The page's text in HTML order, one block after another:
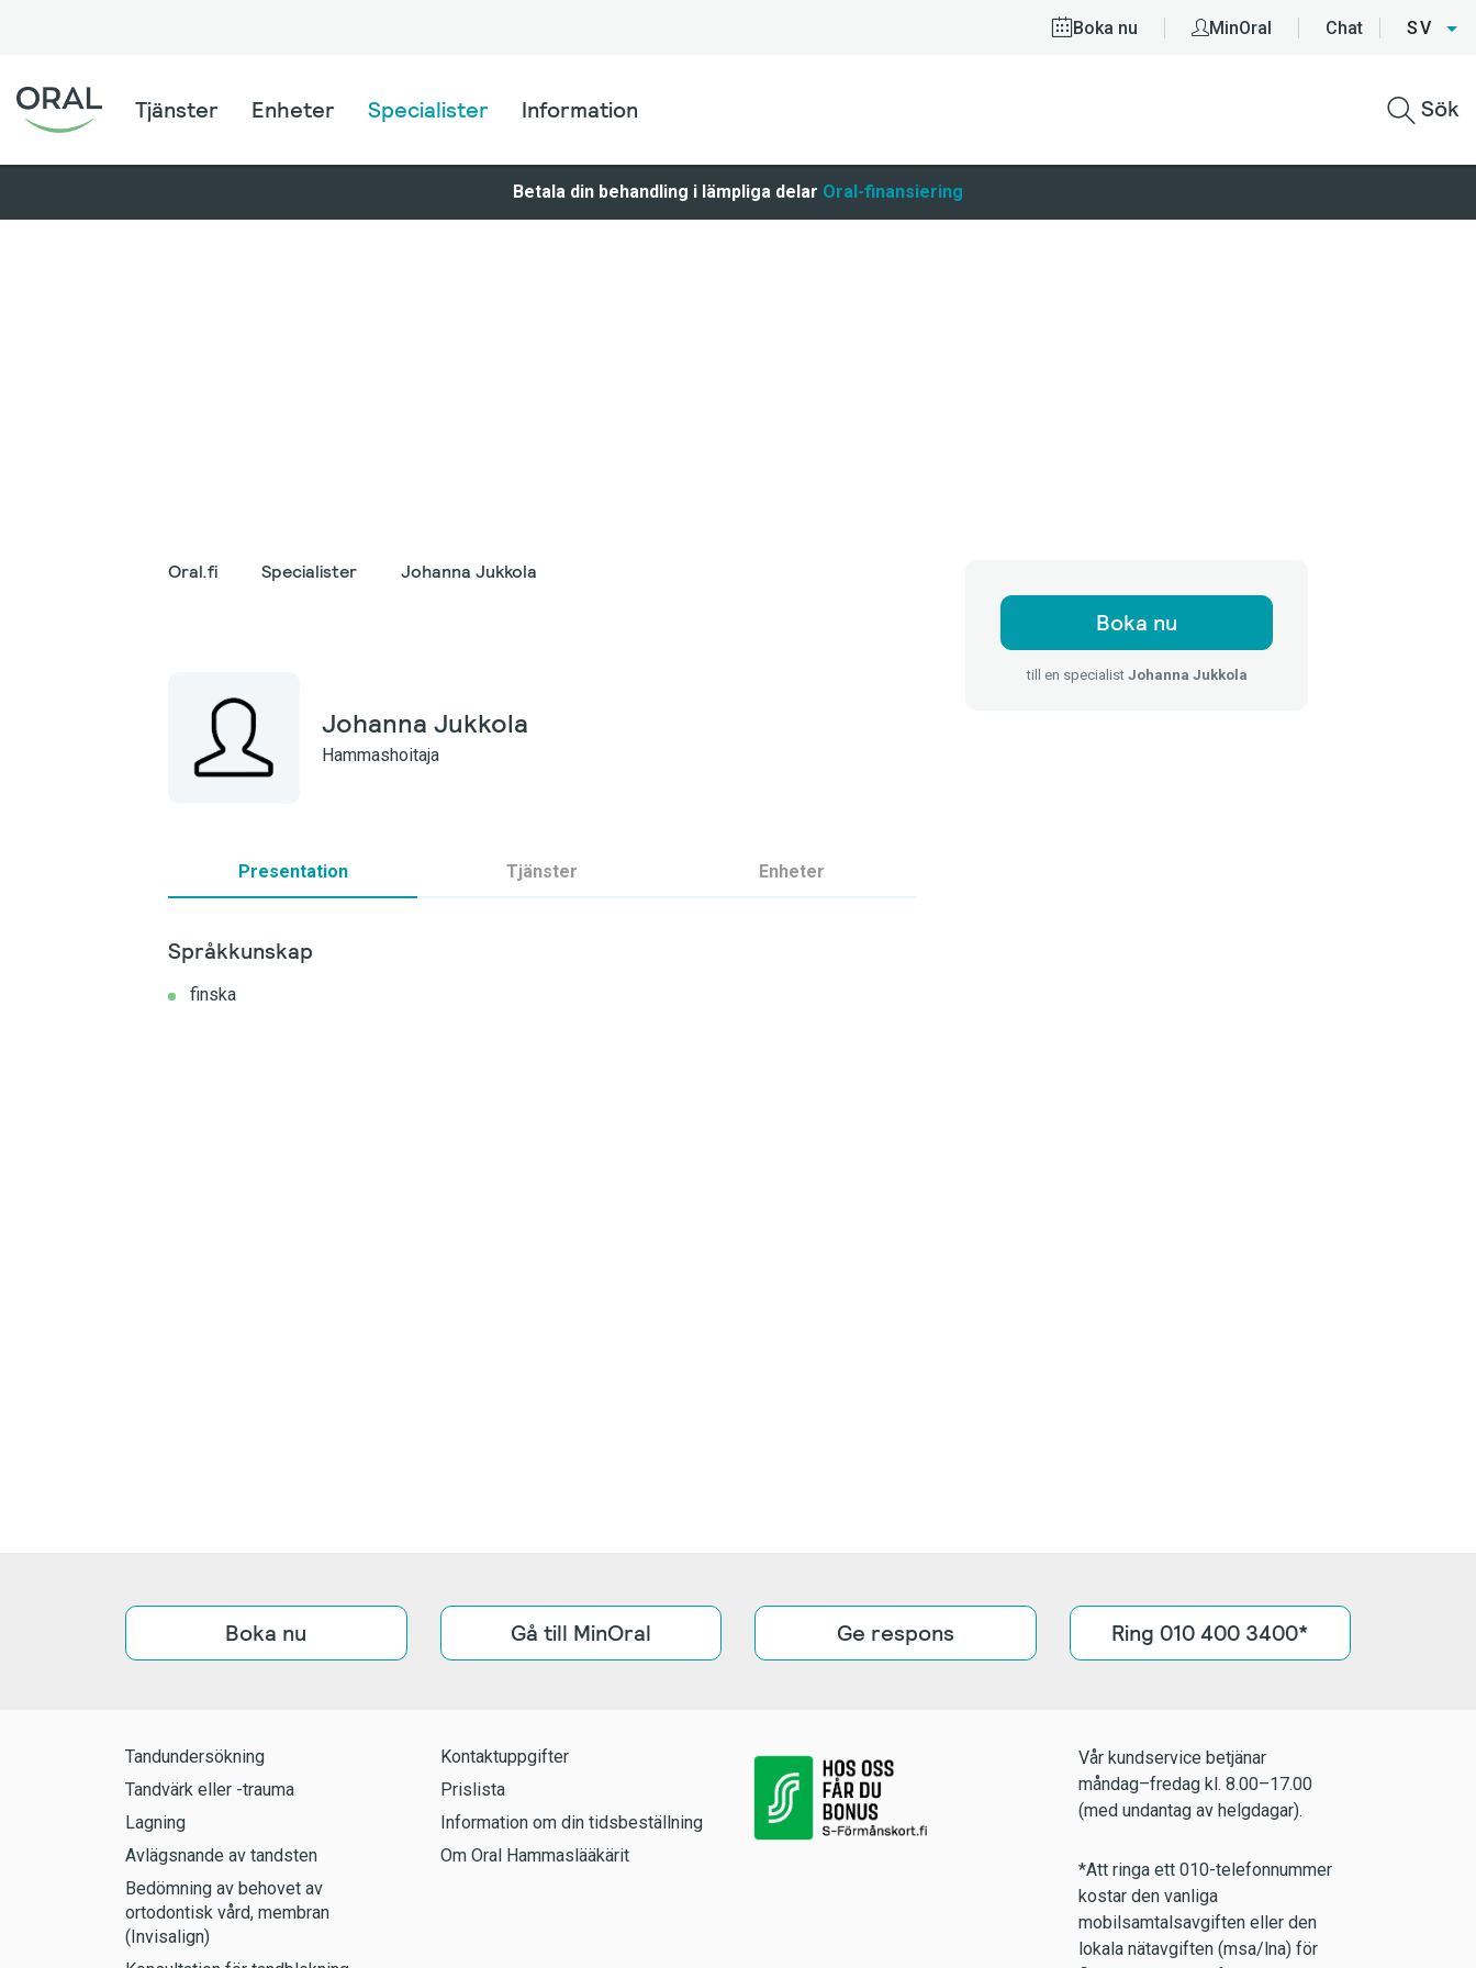
Boka nu MinOral Chat SV
Tjänster Enheter Specialister Information Sök
Betala din behandling i lämpliga delar Oral-finansiering
Boka nu
till en specialist Johanna Jukkola
Oral.fi Specialister Johanna Jukkola
Johanna Jukkola
Hammashoitaja
Presentation Tjänster Enheter
Språkkunskap
finska
Boka nu Gå till MinOral Ge respons Ring 010 400 3400*
Tandundersökning
Tandvärk eller -trauma
Lagning
Avlägsnande av tandsten
Bedömning av behovet av
ortodontisk vård, membran
(Invisalign)
Kontaktuppgifter
Prislista
Information om din tidsbeställning
Om Oral Hammaslääkärit
Vår kundservice betjänar
måndag–fredag kl. 8.00–17.00
(med undantag av helgdagar).
*Att ringa ett 010-telefonnummer
kostar den vanliga
mobilsamtalsavgiften eller den
lokala nätavgiften (msa/lna) för